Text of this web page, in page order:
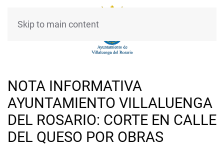
Skip to main content
NOTA INFORMATIVA
AYUNTAMIENTO VILLALUENGA
DEL ROSARIO: CORTE EN CALLE
DEL QUESO POR OBRAS